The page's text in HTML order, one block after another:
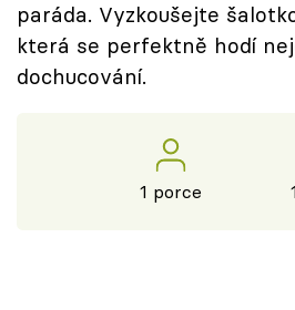
Sledujte prima+
paráda. Vyzkoušejte
která se perfektně hodí
dochucování.
1 porce